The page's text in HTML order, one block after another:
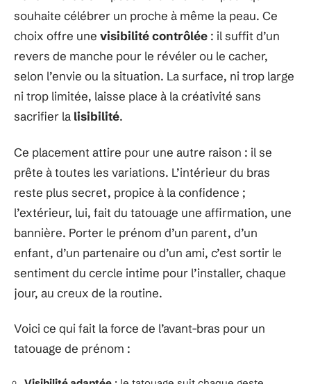
souhaite célébrer un proche à même la peau. Ce
choix offre une visibilité contrôlée : il suffit d’un
revers de manche pour le révéler ou le cacher,
selon l’envie ou la situation. La surface, ni trop large
ni trop limitée, laisse place à la créativité sans
sacrifier la lisibilité.
Ce placement attire pour une autre raison : il se
prête à toutes les variations. L’intérieur du bras
reste plus secret, propice à la confidence ;
l’extérieur, lui, fait du tatouage une affirmation, une
bannière. Porter le prénom d’un parent, d’un
enfant, d’un partenaire ou d’un ami, c’est sortir le
sentiment du cercle intime pour l’installer, chaque
jour, au creux de la routine.
Voici ce qui fait la force de l’avant-bras pour un
tatouage de prénom :